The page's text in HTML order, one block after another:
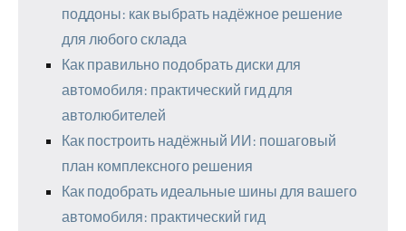
поддоны: как выбрать надёжное решение
для любого склада
Как правильно подобрать диски для
автомобиля: практический гид для
автолюбителей
Как построить надёжный ИИ: пошаговый
план комплексного решения
Как подобрать идеальные шины для вашего
автомобиля: практический гид